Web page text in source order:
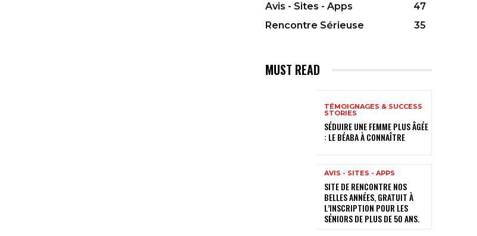
Avis - Sites - Apps
47
Rencontre Sérieuse
35
MUST READ
TÉMOIGNAGES & SUCCESS
STORIES
SÉDUIRE UNE FEMME PLUS ÂGÉE
: LE BÉABA À CONNAÎTRE
AVIS - SITES - APPS
SITE DE RENCONTRE NOS
BELLES ANNÉES, GRATUIT À
L’INSCRIPTION POUR LES
SÉNIORS DE PLUS DE 50 ANS.